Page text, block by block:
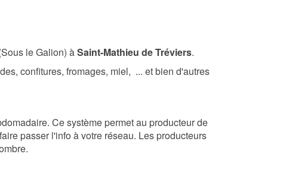
le Galion) àSaint-Mathieu de Tréviers.
confitures, fromages, miel, ... et bien d'autres
Ce système permet au producteur de
passer l'info à votre réseau. Les producteurs
.